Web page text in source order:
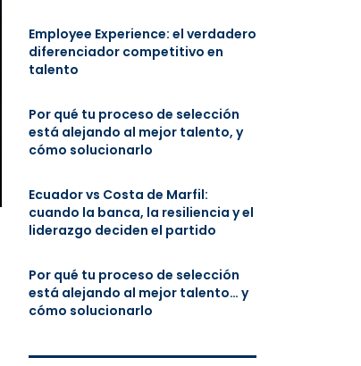
Employee Experience: el verdadero
diferenciador competitivo en
talento
Por qué tu proceso de selección
está alejando al mejor talento, y
cómo solucionarlo
Ecuador vs Costa de Marfil:
cuando la banca, la resiliencia y el
liderazgo deciden el partido
Por qué tu proceso de selección
está alejando al mejor talento… y
cómo solucionarlo